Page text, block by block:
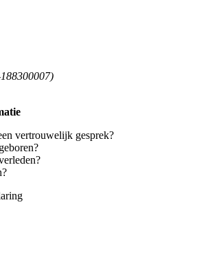
vertrouwelijk gesprek?